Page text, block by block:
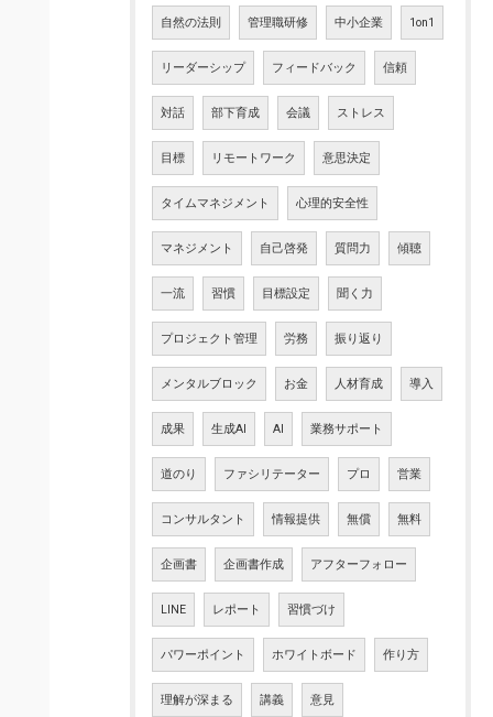
自然の法則 管理職研修 中小企業 1on1
リーダーシップ フィードバック 信頼
対話 部下育成 会議 ストレス
目標 リモートワーク 意思決定
タイムマネジメント 心理的安全性
マネジメント 自己啓発 質問力 傾聴
一流 習慣 目標設定 聞く力
プロジェクト管理 労務 振り返り
メンタルブロック お金 人材育成 導入
成果 生成AI AI 業務サポート
道のり ファシリテーター プロ 営業
コンサルタント 情報提供 無償 無料
企画書 企画書作成 アフターフォロー
LINE レポート 習慣づけ
パワーポイント ホワイトボード 作り方
理解が深まる 講義 意見